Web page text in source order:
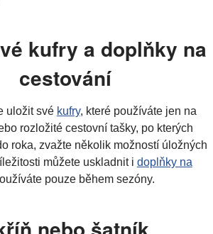
kufry a doplňky na
cestování
uložit své kufry, které používáte jen na
rozložité cestovní tašky, po kterých
roka, zvažte několik možností úložných
můžete uskladnit i doplňky na
pouze během sezóny.